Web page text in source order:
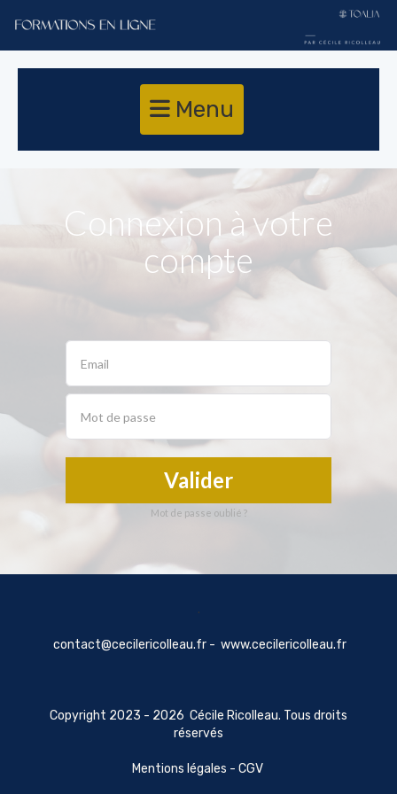
Menu
Connexion à votre
compte
Valider
Mot de passe oublié ?
.
contact@cecilericolleau.fr - www.cecilericolleau.fr
Copyright 2023 - 2026 Cécile Ricolleau. Tous droits
réservés
Mentions légales - CGV